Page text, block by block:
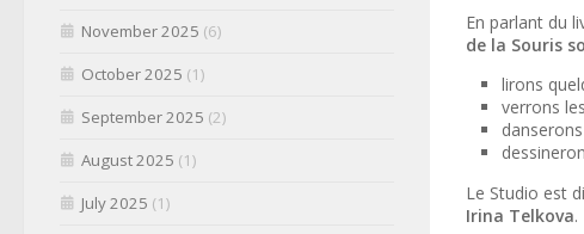
En parlant du
de la Souris
lirons
verrons
Le Studio est
Irina Telkova.
November 2025 (6)
October 2025 (1)
September 2025 (2)
August 2025 (1)
July 2025 (1)